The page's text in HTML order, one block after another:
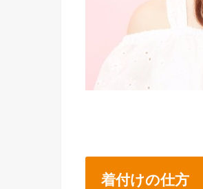
着付けの仕方